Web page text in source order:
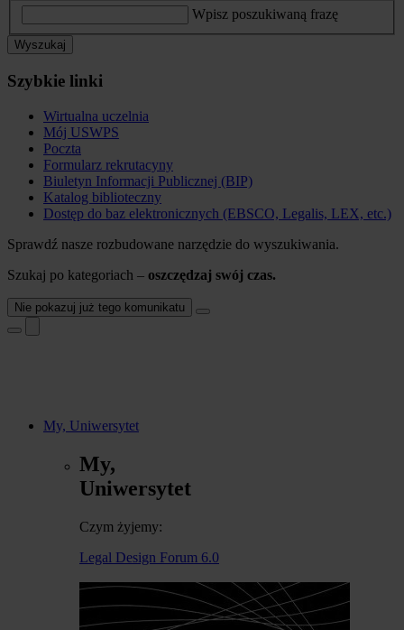
Wpisz poszukiwaną frazę
Wyszukaj
Szybkie linki
Wirtualna uczelnia
Mój USWPS
Poczta
Formularz rekrutacyny
Biuletyn Informacji Publicznej (BIP)
Katalog biblioteczny
Dostęp do baz elektronicznych (EBSCO, Legalis, LEX, etc.)
Sprawdź nasze rozbudowane narzędzie do wyszukiwania.
Szukaj po kategoriach – oszczędzaj swój czas.
Nie pokazuj już tego komunikatu
My, Uniwersytet
My,
Uniwersytet
Czym żyjemy:
Legal Design Forum 6.0